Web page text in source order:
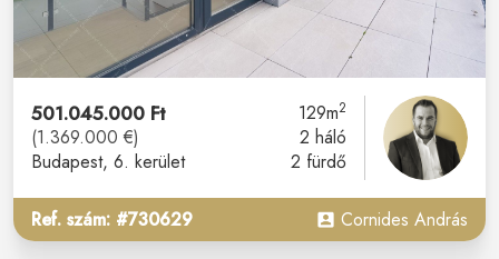
501.045.000 Ft
(1.369.000 €)
Budapest, 6. kerület
129m2
2 háló
2 fürdő
Ref. szám: #730629 Cornides András